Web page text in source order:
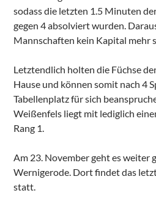
sodass die letzten 1.5 Minuten
gegen 4 absolviert wurden.
Mannschaften kein Kapital mehr
Letztendlich holten die Füchse
Hause und können somit nach 4
Tabellenplatz für sich
Weißenfels liegt mit lediglich
Rang 1.
Am 23. November geht es weiter
Wernigerode. Dort findet das
statt.